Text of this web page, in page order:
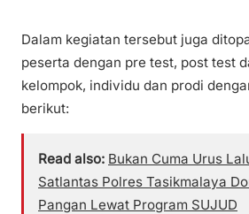
Dalam kegiatan tersebut juga
peserta dengan pre test, post test
kelompok, individu dan prodi
berikut:
Read also: Bukan Cuma Urus
Satlantas Polres Tasikmalaya
Pangan Lewat Program SUJUD